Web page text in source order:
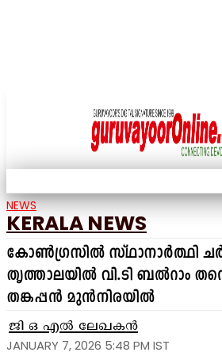
NEWS
KERALA NEWS
കോൺഗ്രസിൽ സ്ഥാനാർത്ഥി
തൃത്താലയിൽ വി.ടി ബൽറാം
തങ്കപ്പൻ മുൻനിരയിൽ
ജി ഒ എൽ ലേഖകൻ
JANUARY 7, 2026 5:48 PM IST